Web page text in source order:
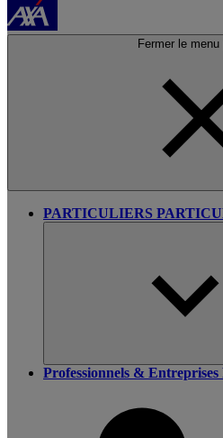
Fermer le menu
PARTICULIERS
Professionnels & Entreprises